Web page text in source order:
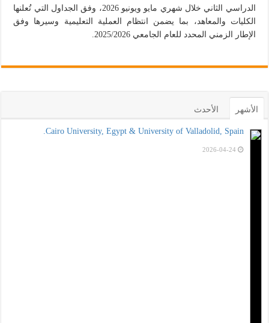
الدراسي الثاني خلال شهري مايو ويونيو 2026، وفق الجداول التي تُعلنها
الكليات والمعاهد، بما يضمن انتظام العملية التعليمية وسيرها وفق
الإطار الزمني المحدد للعام الجامعي 2025/2026.
الأشهر الأحدث
Cairo University, Egypt & University of Valladolid, Spain.
2026-04-24